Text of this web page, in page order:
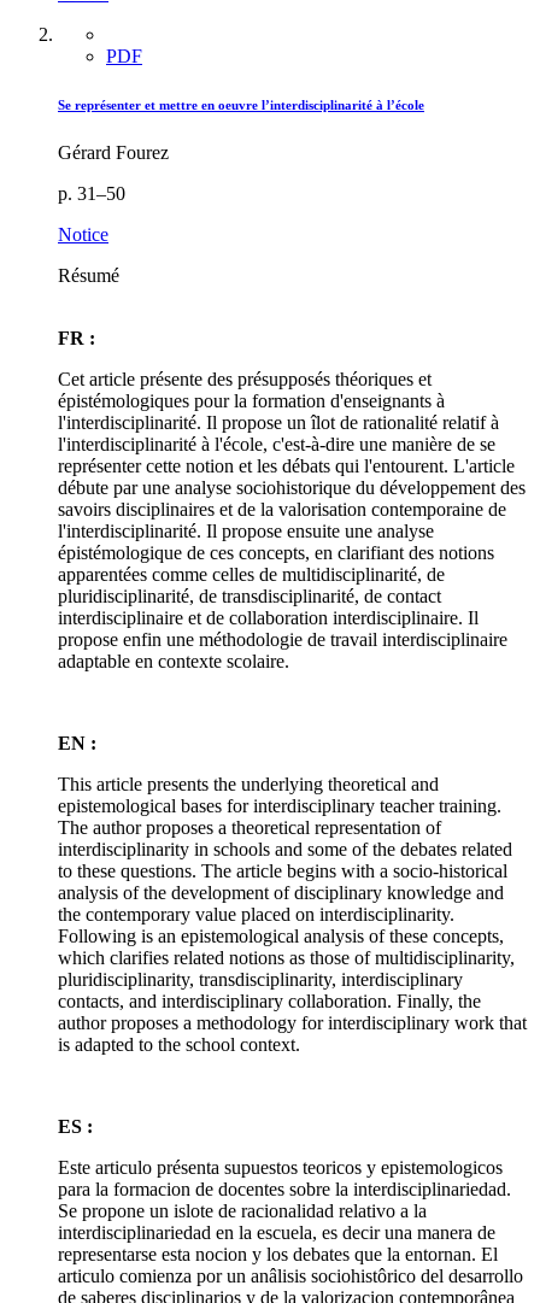
PDF
Se représenter et mettre en oeuvre l’interdisciplinarité à l’école
Gérard Fourez
p. 31–50
Notice
Résumé
FR :
Cet article présente des présupposés théoriques et
épistémologiques pour la formation d'enseignants à
l'interdisciplinarité. Il propose un îlot de rationalité relatif à
l'interdisciplinarité à l'école, c'est-à-dire une manière de se
représenter cette notion et les débats qui l'entourent. L'article
débute par une analyse sociohistorique du développement des
savoirs disciplinaires et de la valorisation contemporaine de
l'interdisciplinarité. Il propose ensuite une analyse
épistémologique de ces concepts, en clarifiant des notions
apparentées comme celles de multidisciplinarité, de
pluridisciplinarité, de transdisciplinarité, de contact
interdisciplinaire et de collaboration interdisciplinaire. Il
propose enfin une méthodologie de travail interdisciplinaire
adaptable en contexte scolaire.
EN :
This article presents the underlying theoretical and
epistemological bases for interdisciplinary teacher training.
The author proposes a theoretical representation of
interdisciplinarity in schools and some of the debates related
to these questions. The article begins with a socio-historical
analysis of the development of disciplinary knowledge and
the contemporary value placed on interdisciplinarity.
Following is an epistemological analysis of these concepts,
which clarifies related notions as those of multidisciplinarity,
pluridisciplinarity, transdisciplinarity, interdisciplinary
contacts, and interdisciplinary collaboration. Finally, the
author proposes a methodology for interdisciplinary work that
is adapted to the school context.
ES :
Este articulo présenta supuestos teoricos y epistemologicos
para la formacion de docentes sobre la interdisciplinariedad.
Se propone un islote de racionalidad relativo a la
interdisciplinariedad en la escuela, es decir una manera de
representarse esta nocion y los debates que la entornan. El
articulo comienza por un anâlisis sociohistôrico del desarrollo
de saberes disciplinarios y de la valorizacion contemporânea